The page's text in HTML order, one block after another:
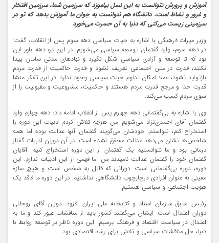
آموزش و پرورش نتوانست به این نسل بیاموزد که سرزمین شما، سرزمین افتخار
و غرور و نشاط است. دانشگاه هم نتوانست به جوان ما آموزش بدهد که تو در
سرزمینی زیست می‌کنی که دنیا به آن حسرت می‌خورد
وزیر میراث فرهنگی با اشاره به حیات سیاسی دهه سوم پس از انقلاب، گفت:
در دهه سوم، وارد گفتمان توسعه سیاسی می‌شویم. در این دو دهه باور این
بود که تا توسعه و آزادی سیاسی شکل نگیرد و نهادهای مدنی سامان پیدا
نکنند، قدرت در متن اجتماعی تعریف نشود و قدرت حاکمیت از قدرت مردم
بازتولید نشود، عملا امکان تداوم حیات سیاسی وجود ندارد. در این تفکر منشا
قدرت خدا و مرجع قدرت مردم هستند و حاکمیت، مشروعیت و مقبولیت را از
سوی مردم کسب می‌کند.
وی با اشاره به بی‌گفتمانی دهه چهارم پس از انقلاب ادامه داد: دهه چهارم وارد
گفتمان آقای احمدی‌نژاد می‌شویم. من هرچه تلاش کردم ادبیات این دوره را
استخراج کنم، نتواستم. خودشان می‌گویند گفتمان آنها عدالت بوده اما همه
شاخص‌ها نشان می‌دهد عدالت محقق نشده است. در آن دوران ادبیات گفتار
درمانی بود و ما نتوانستیم یک گفتمان از این دوره استخراج کنیم .آقایان
گفتمان خود را گفتمان عدالت نامیدند من اما فهمی از این ادبیات ندارم. این
دوره، دوره بی‌گفتمانی است. دورانی که قائل به شخص است و هیچ سازه
معینی به عنوان افرادی درچارچوب دانشگاهی نداشتیم. در این دوره ما فاقد یک
هویت اجتماعی و سیاسی هستیم.
رئیس سابق سازمان اسناد و کتابخانه ملی ایران افزود: دوران آقای روحانی
دوران اعتدال است. ایشان می‌گفتند کشور باید از مناقشات عبور کند و ما به
اعتدال در سیاست اقتصاد و فرهنگ برسیم. این دوره ناظر بر توسعه روابط با
دنیا، حل مناقشات سیاسی و تلاش برای رشد اقتصادی بود.